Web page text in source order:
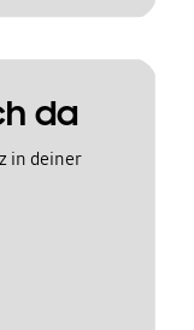
da
in deiner